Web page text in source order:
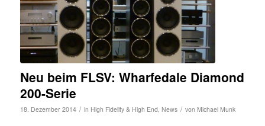
Neu beim FLSV: Wharfedale Diamond
200-Serie
18. Dezember 2014 / in High Fidelity & High End, News / von Michael Munk